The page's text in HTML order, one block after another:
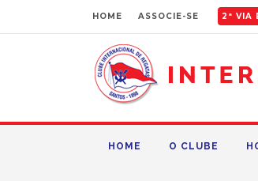
HOME ASSOCIE-SE 2ª VIA
HOME O CLUBE